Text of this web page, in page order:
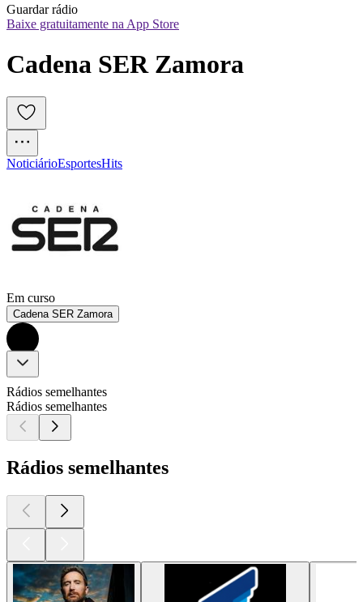
Guardar rádio
Baixe gratuitamente na App Store
Cadena SER Zamora
NoticiárioEsportesHits
Em curso
Cadena SER Zamora
Rádios semelhantes
Rádios semelhantes
Rádios semelhantes